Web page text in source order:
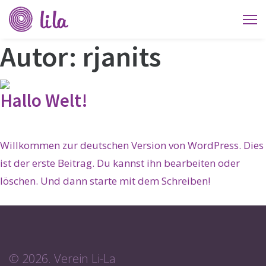
Verein
Li-
La
Autor: rjanits
Hallo Welt!
Willkommen zur deutschen Version von WordPress. Dies
ist der erste Beitrag. Du kannst ihn bearbeiten oder
löschen. Und dann starte mit dem Schreiben!
© 2026. Verein Li-La